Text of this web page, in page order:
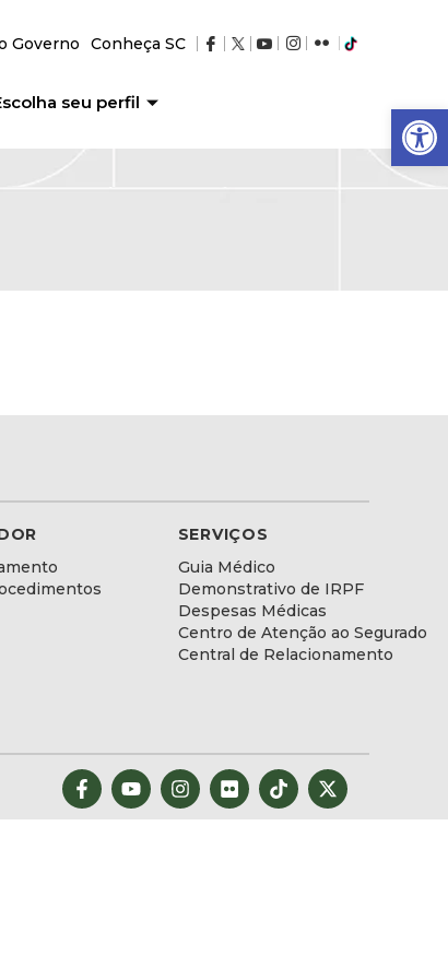
Abrir a barra de ferramentas
Governo Conheça SC
seu perfil
SERVIÇOS
Guia Médico
Demonstrativo de IRPF
Despesas Médicas
Centro de Atenção ao Segurado
Central de Relacionamento